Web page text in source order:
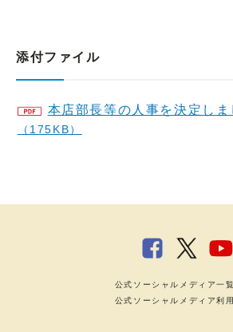
添付ファイル
本店部長等の人事を決定しま
（175KB）
公式ソーシャルメディア一
公式ソーシャルメディア利